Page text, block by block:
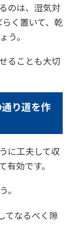
のは、湿気対
く置いて、乾
う。
ることも大切
り道を作
に工夫して収
効です。
。
てなるべく隙